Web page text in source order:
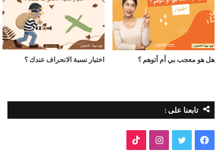
هل هو معجب بي أم أتوهم ؟ اختبار نسبة الانحراف عندك ؟
تابعنا على :
فيسبوك تويتر انستقرام